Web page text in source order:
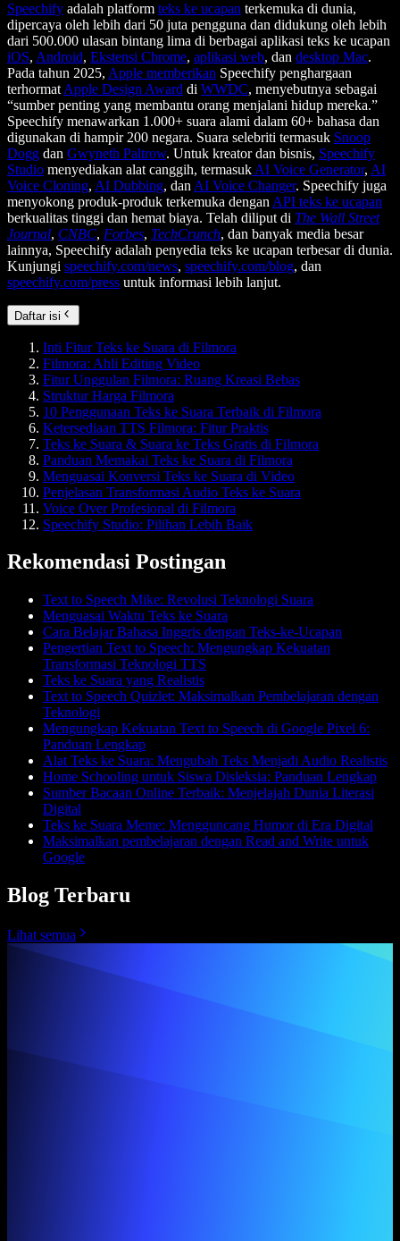
Speechify adalah platform teks ke ucapan terkemuka di dunia,
dipercaya oleh lebih dari 50 juta pengguna dan didukung oleh lebih
dari 500.000 ulasan bintang lima di berbagai aplikasi teks ke ucapan
iOS, Android, Ekstensi Chrome, aplikasi web, dan desktop Mac.
Pada tahun 2025, Apple memberikan Speechify penghargaan
terhormat Apple Design Award di WWDC, menyebutnya sebagai
“sumber penting yang membantu orang menjalani hidup mereka.”
Speechify menawarkan 1.000+ suara alami dalam 60+ bahasa dan
digunakan di hampir 200 negara. Suara selebriti termasuk Snoop
Dogg dan Gwyneth Paltrow. Untuk kreator dan bisnis, Speechify
Studio menyediakan alat canggih, termasuk AI Voice Generator, AI
Voice Cloning, AI Dubbing, dan AI Voice Changer. Speechify juga
menyokong produk-produk terkemuka dengan API teks ke ucapan
berkualitas tinggi dan hemat biaya. Telah diliput di The Wall Street
Journal, CNBC, Forbes, TechCrunch, dan banyak media besar
lainnya, Speechify adalah penyedia teks ke ucapan terbesar di dunia.
Kunjungi speechify.com/news, speechify.com/blog, dan
speechify.com/press untuk informasi lebih lanjut.
Daftar isi
Inti Fitur Teks ke Suara di Filmora
Filmora: Ahli Editing Video
Fitur Unggulan Filmora: Ruang Kreasi Bebas
Struktur Harga Filmora
10 Penggunaan Teks ke Suara Terbaik di Filmora
Ketersediaan TTS Filmora: Fitur Praktis
Teks ke Suara & Suara ke Teks Gratis di Filmora
Panduan Memakai Teks ke Suara di Filmora
Menguasai Konversi Teks ke Suara di Video
Penjelasan Transformasi Audio Teks ke Suara
Voice Over Profesional di Filmora
Speechify Studio: Pilihan Lebih Baik
Rekomendasi Postingan
Text to Speech Mike: Revolusi Teknologi Suara
Menguasai Waktu Teks ke Suara
Cara Belajar Bahasa Inggris dengan Teks-ke-Ucapan
Pengertian Text to Speech: Mengungkap Kekuatan
Transformasi Teknologi TTS
Teks ke Suara yang Realistis
Text to Speech Quizlet: Maksimalkan Pembelajaran dengan
Teknologi
Mengungkap Kekuatan Text to Speech di Google Pixel 6:
Panduan Lengkap
Alat Teks ke Suara: Mengubah Teks Menjadi Audio Realistis
Home Schooling untuk Siswa Disleksia: Panduan Lengkap
Sumber Bacaan Online Terbaik: Menjelajah Dunia Literasi
Digital
Teks ke Suara Meme: Mengguncang Humor di Era Digital
Maksimalkan pembelajaran dengan Read and Write untuk
Google
Blog Terbaru
Lihat semua